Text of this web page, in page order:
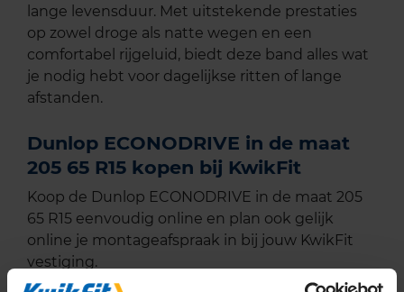
lange levensduur. Met uitstekende prestaties
op zowel droge als natte wegen en een
comfortabel rijgeluid, biedt deze band alles wat
je nodig hebt voor dagelijkse ritten of lange
afstanden.
Dunlop ECONODRIVE in de maat
205 65 R15 kopen bij KwikFit
Koop de Dunlop ECONODRIVE in de maat 205
65 R15 eenvoudig online en plan ook gelijk
online je montageafspraak in bij jouw KwikFit
vestiging.